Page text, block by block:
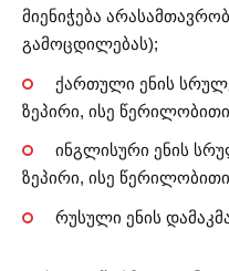
მიენიჭება
გამოცდილებას);
ქართული ენის
ზეპირი, ისე
ინგლისური ენის
ზეპირი, ისე
რუსული ენის